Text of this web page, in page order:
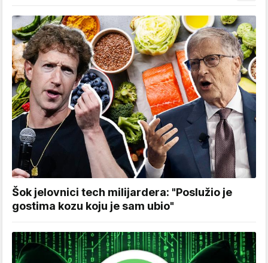
Šok jelovnici tech milijardera: "Poslužio je
gostima kozu koju je sam ubio"